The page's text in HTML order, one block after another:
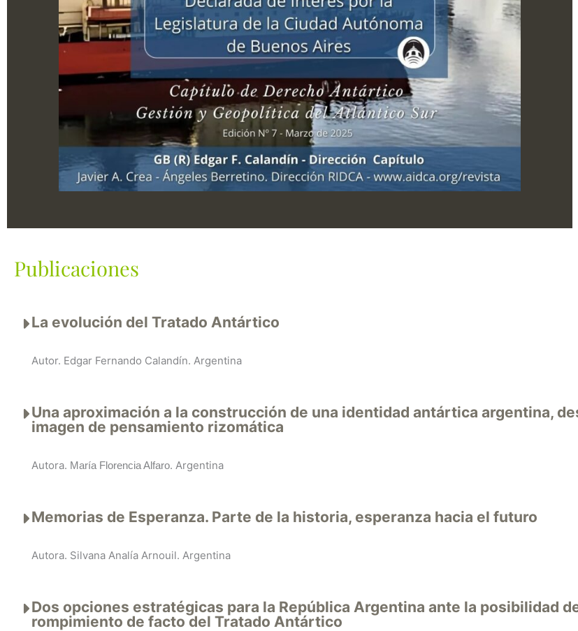
Publicaciones
La evolución del Tratado Antártico
Autor. Edgar Fernando Calandín. Argentina
Una aproximación a la construcción de una identidad antártica argentina,
imagen de pensamiento rizomática
Autora. María Florencia Alfaro. Argentina
Memorias de Esperanza. Parte de la historia, esperanza hacia el futuro
Autora. Silvana Analía Arnouil. Argentina
Dos opciones estratégicas para la República Argentina ante la posibilidad
rompimiento de facto del Tratado Antártico